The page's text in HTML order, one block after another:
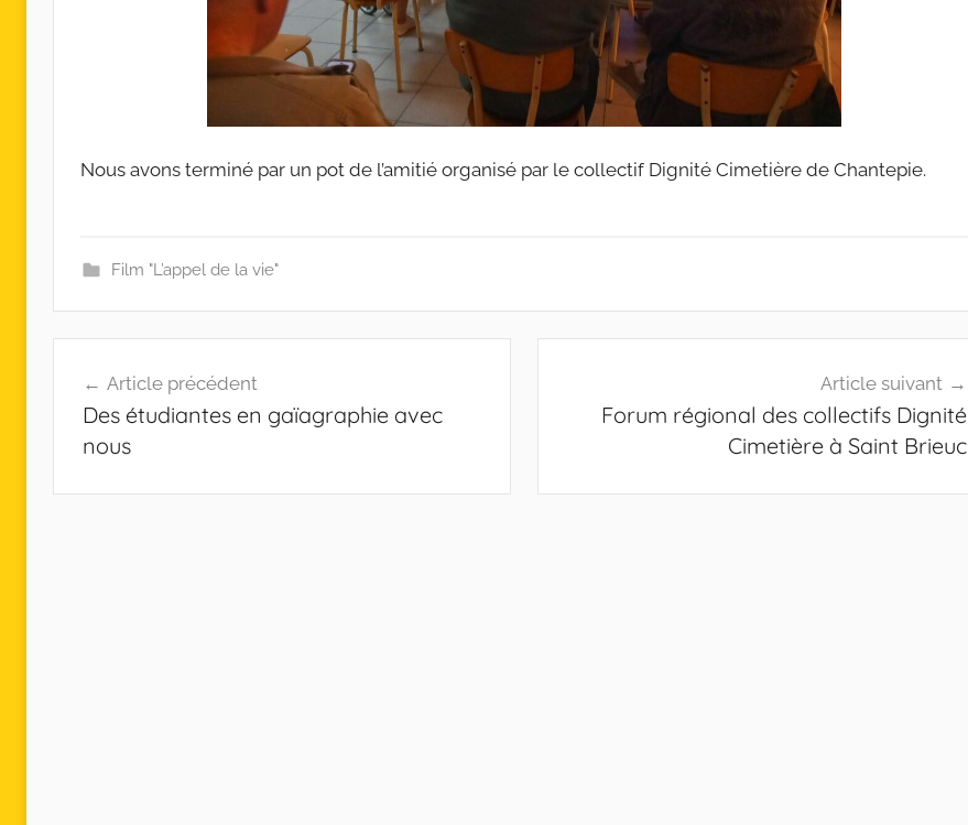
Nous avons terminé par un pot de l’amitié organisé par le collectif Dignité Cimetière de Chantepie.
Film "L’appel de la vie"
de
l’article
Article précédent
Des étudiantes en gaïagraphie avec
nous
Article suivant
Forum régional des collectifs Dignité
Cimetière à Saint Brieuc